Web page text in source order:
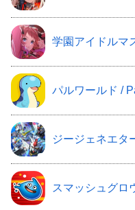
学園アイドルマ
パルワールド /
ジージェネエタ
スマッシュグロ